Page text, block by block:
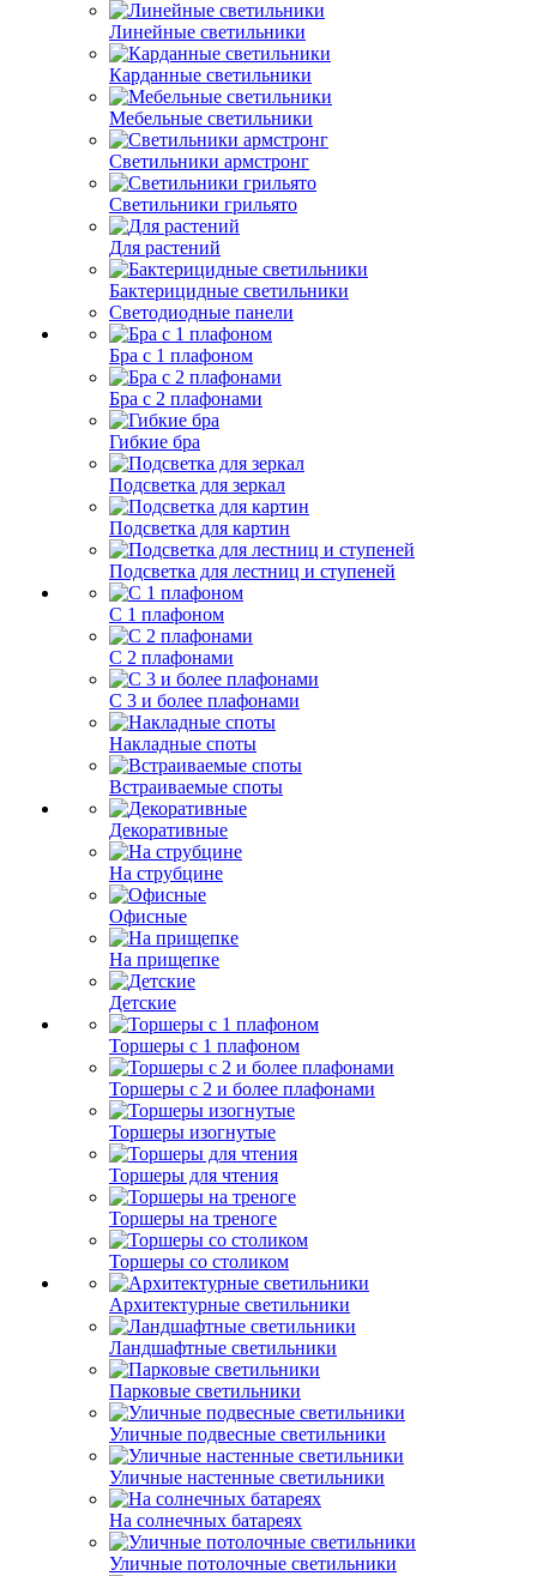
Линейные светильники
Карданные светильники
Мебельные светильники
Светильники армстронг
Светильники грильято
Для растений
Бактерицидные светильники
Светодиодные панели
Бра с 1 плафоном
Бра с 2 плафонами
Гибкие бра
Подсветка для зеркал
Подсветка для картин
Подсветка для лестниц и ступеней
С 1 плафоном
С 2 плафонами
С 3 и более плафонами
Накладные споты
Встраиваемые споты
Декоративные
На струбцине
Офисные
На прищепке
Детские
Торшеры с 1 плафоном
Торшеры с 2 и более плафонами
Торшеры изогнутые
Торшеры для чтения
Торшеры на треноге
Торшеры со столиком
Архитектурные светильники
Ландшафтные светильники
Парковые светильники
Уличные подвесные светильники
Уличные настенные светильники
На солнечных батареях
Уличные потолочные светильники